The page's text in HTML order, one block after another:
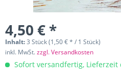
4,50 € *
Inhalt:3 Stück (1,50 € * / 1 Stück)
inkl. MwSt.zzgl. Versandkosten
Sofort versandfertig, Lieferzeit